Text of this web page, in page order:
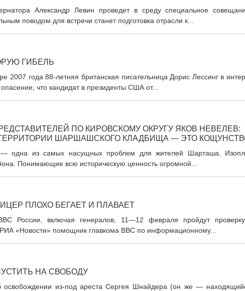
Александр Левин проведет в среду специальное
поводом для встречи станет подготовка отрасли к...
ГИБЕЛЬ
2007 года 88-летняя британская писательница Дорис Лессинг в
что кандидат в президенты США от...
ПО КИРОВСКОМУ ОКРУГУ ЯКОВ НЕВЕЛЕВ:
ШАРШАШСКОГО КЛАДБИЩА — ЭТО
одна из самых насущных проблем для жителей Шарташа,
Понимающие всю историческую ценность огромной...
ПЛОХО БЕГАЕТ И ПЛАВАЕТ
России, включая генералов, 11—12 февраля пройдут
«Новости» помощник главкома ВВС по информационному...
НА СВОБОДУ
освобождении из-под ареста Сергея Шнайдера (он же —